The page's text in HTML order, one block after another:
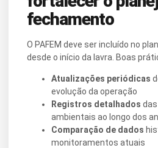
fechamento
O PAFEM deve ser incluído no
desde o início da lavra. Boas
Atualizações periódicas
evolução da operação
Registros detalhados
ambientais ao longo dos
Comparação de dados
monitoramentos atuais